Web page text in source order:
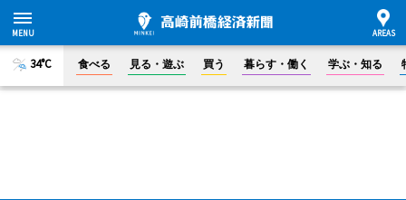
34°C 食べる 見る・遊ぶ 買う 暮らす・働く 学ぶ・知る